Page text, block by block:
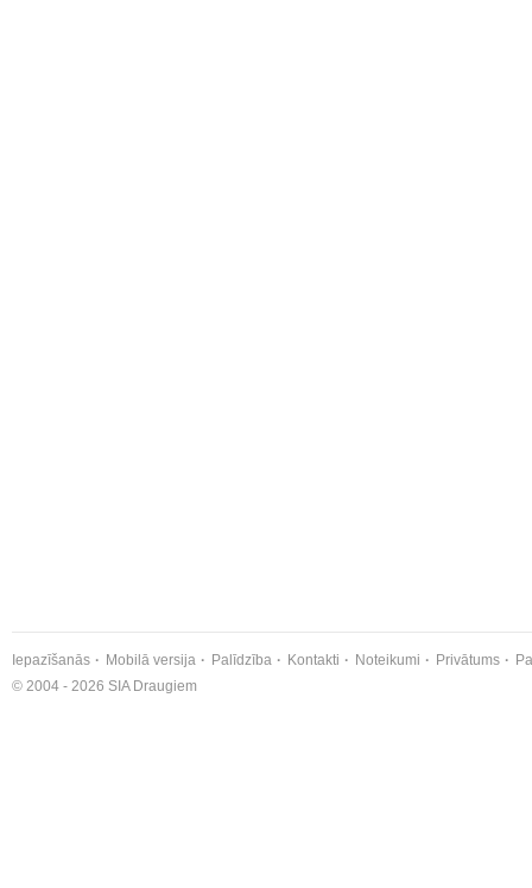
Iepazīšanās Mobilā versija Palīdzība Kontakti Noteikumi Privātums
© 2004 - 2026 SIA Draugiem